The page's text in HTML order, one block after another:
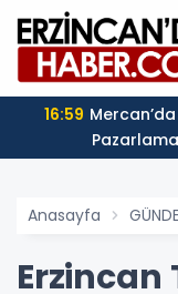
16:59
Anasayfa
Erzincan